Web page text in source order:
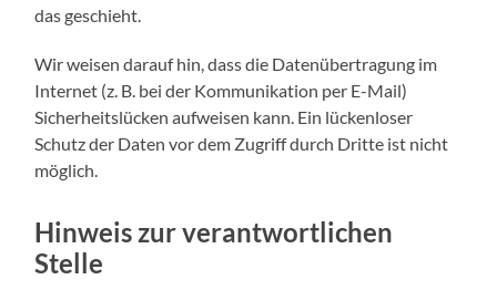
das geschieht.
Wir weisen darauf hin, dass die Datenübertragung im
Internet (z. B. bei der Kommunikation per E-Mail)
Sicherheitslücken aufweisen kann. Ein lückenloser
Schutz der Daten vor dem Zugriff durch Dritte ist nicht
möglich.
Hinweis zur verantwortlichen
Stelle